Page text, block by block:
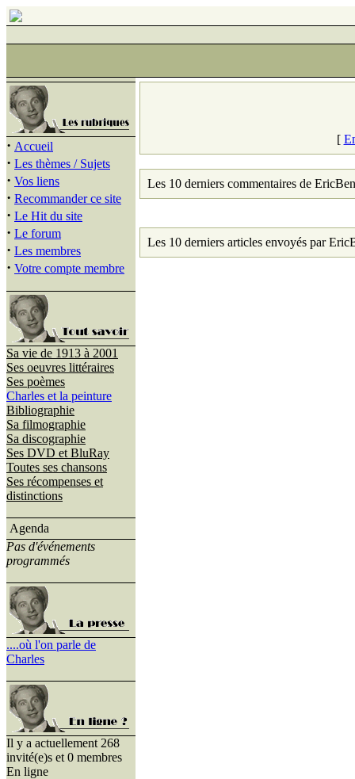
· Accueil
· Les thèmes / Sujets
· Vos liens
· Recommander ce site
· Le Hit du site
· Le forum
· Les membres
· Votre compte membre
Sa vie de 1913 à 2001
Ses oeuvres littéraires
Ses poèmes
Charles et la peinture
Bibliographie
Sa filmographie
Sa discographie
Ses DVD et BluRay
Toutes ses chansons
Ses récompenses et
distinctions
Agenda
Pas d'événements
programmés
....où l'on parle de
Charles
Il y a actuellement 268
invité(e)s et 0 membres
En ligne
[
Les 10 derniers commentaires de
Les 10 derniers articles envoyés par